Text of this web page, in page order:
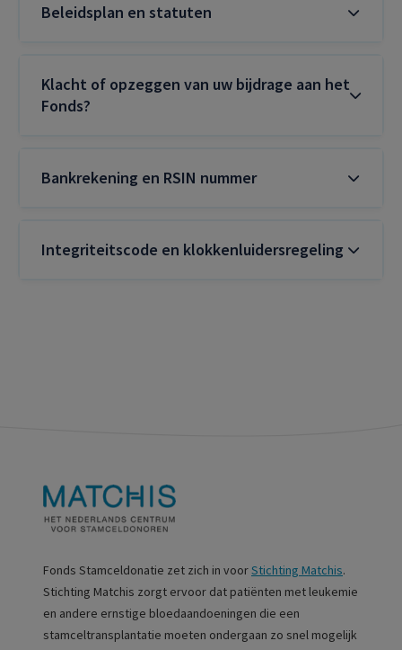
Beleidsplan en statuten
Klacht of opzeggen van uw bijdrage aan het
Fonds?
Bankrekening en RSIN nummer
Integriteitscode en klokkenluidersregeling
Fonds Stamceldonatie zet zich in voorStichting Matchis.
Stichting Matchis zorgt ervoor dat patiënten met leukemie
en andere ernstige bloedaandoeningen die een
stamceltransplantatie moeten ondergaan zo snel mogelijk